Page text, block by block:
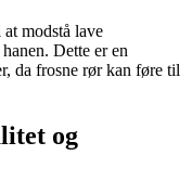
modstå lave
Dette er en
da frosne rør kan føre til
og